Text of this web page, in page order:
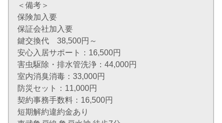
＜備考＞
保険加入要
保証会社加入要
鍵交換代 38,500円～
安心入居サポート：16,500円
害虫駆除・排水管洗浄：44,000円
室内消臭消毒：33,000円
防災セット：11,000円
契約事務手数料：16,500円
短期解約違約金あり